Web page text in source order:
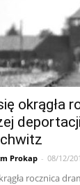
okrągła
Prokap - 08/12/
rocznica